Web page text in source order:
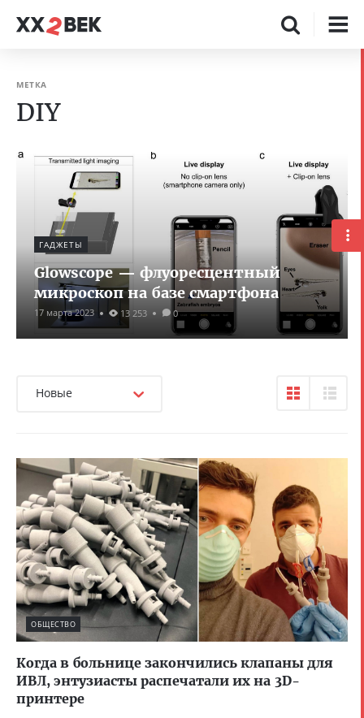
МЕТКА
DIY
ГАДЖЕТЫ
Glowscope — флуоресцентный
микроскоп на базе смартфона
17 марта 2023 13 253 0
Новые
ОБЩЕСТВО
Когда в больнице закончились клапаны для
ИВЛ, энтузиасты распечатали их на 3D-
принтере